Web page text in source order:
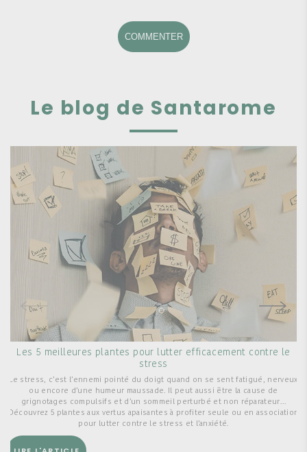
COMMENTER
Le blog de Santarome
Les 5 meilleures plantes pour lutter efficacement contre le
stress
Le stress, c’est l’ennemi pointé du doigt quand on se sent fatigué, nerveux
ou encore d’une humeur maussade. Il peut aussi être la cause de
grignotages compulsifs et d’un sommeil perturbé et non réparateur…
Découvrez 5 plantes aux vertus apaisantes à profiter seule ou en association
pour lutter contre le stress et l’anxiété.